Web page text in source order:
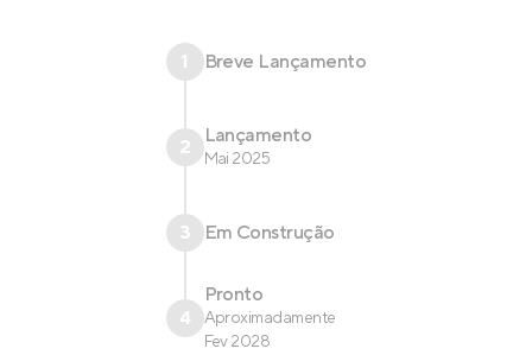
1 Breve Lançamento
2 Lançamento
Mai 2025
3 Em Construção
4
Pronto
Aproximadamente
Fev 2028